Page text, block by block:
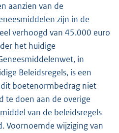
aanzien van de
zijn in de
verhoogd van 45.000 euro
het huidige
in
Beleidsregels, is een
boetenormbedrag niet
te doen aan de overige
van de beleidsregels
Voornoemde wijziging van